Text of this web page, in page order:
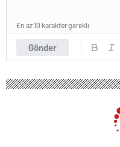
Gönder
En az 10 karakter gerekli